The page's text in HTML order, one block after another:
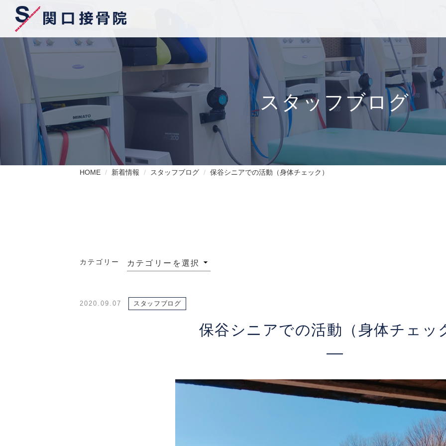
スタッフブログ
HOME 新着情報 スタッフブログ 保谷シニアでの活動（身体チェック）
カテゴリー
2020.09.07 スタッフブログ
保谷シニアでの活動（身体チェッ